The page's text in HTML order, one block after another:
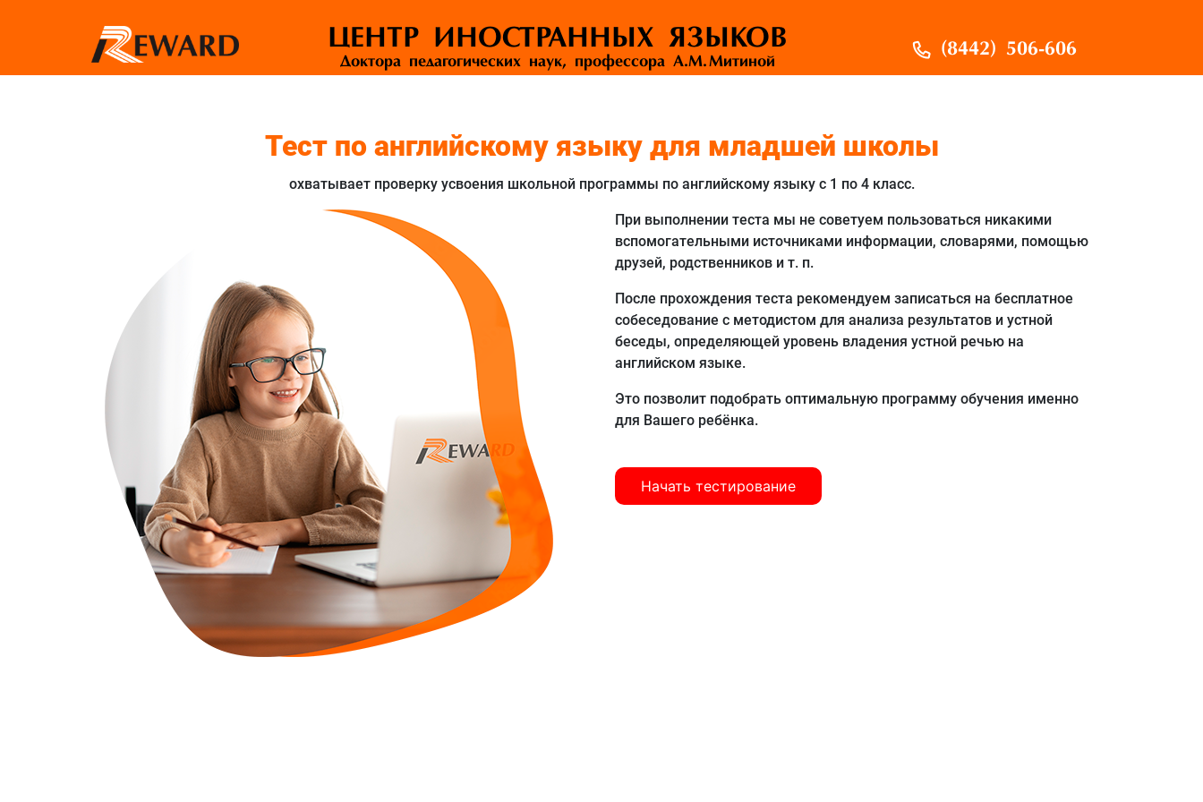
ЦЕНТР ИНОСТРАННЫХ ЯЗЫКОВ
Доктора педагогических наук, профессора А.М. Митиной
(8442) 506-606
Тест по английскому языку для младшей школы
охватывает проверку усвоения школьной программы по английскому языку с 1 по 4 класс.
При выполнении теста мы не советуем пользоваться никакими
вспомогательными источниками информации, словарями, помощью
друзей, родственников и т. п.
После прохождения теста рекомендуем записаться на бесплатное
собеседование с методистом для анализа результатов и устной
беседы, определяющей уровень владения устной речью на
английском языке.
Это позволит подобрать оптимальную программу обучения именно
для Вашего ребёнка.
Начать тестирование